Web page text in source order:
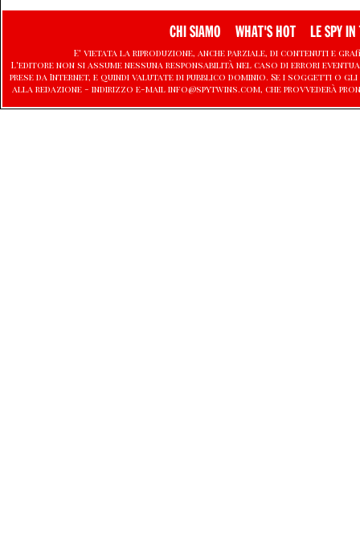
CHI SIAMO WHAT'S HOT LE SPY IN
E' vietata la riproduzione, anche parziale, di contenuti e
L'editore non si assume nessuna responsabilità nel caso di errori
prese da Internet, e quindi valutate di pubblico dominio. Se i soggetti
alla redazione - indirizzo e-mail info@spytwins.com, che provvederà